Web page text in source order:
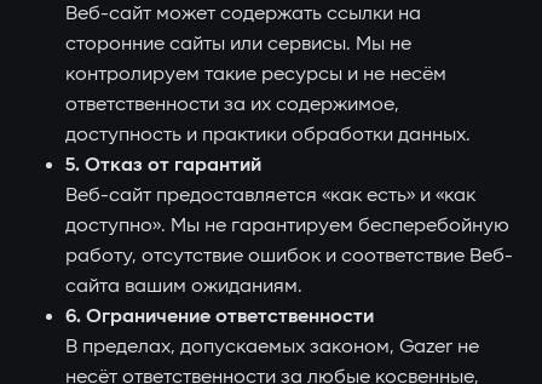
Веб-сайт может содержать ссылки на
сторонние сайты или сервисы. Мы не
контролируем такие ресурсы и не несём
ответственности за их содержимое,
доступность и практики обработки данных.
5. Отказ от гарантий
Веб-сайт предоставляется «как есть» и «как
доступно». Мы не гарантируем бесперебойную
работу, отсутствие ошибок и соответствие Веб-
сайта вашим ожиданиям.
6. Ограничение ответственности
В пределах, допускаемых законом, Gazer не
несёт ответственности за любые косвенные,